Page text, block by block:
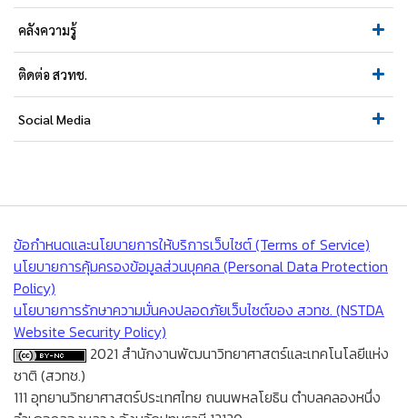
คลังความรู้
ติดต่อ สวทช.
Social Media
ข้อกำหนดและนโยบายการให้บริการเว็บไซต์ (Terms of Service)
นโยบายการคุ้มครองข้อมูลส่วนบุคคล (Personal Data Protection
Policy)
นโยบายการรักษาความมั่นคงปลอดภัยเว็บไซต์ของ สวทช. (NSTDA
Website Security Policy)
2021 สำนักงานพัฒนาวิทยาศาสตร์และเทคโนโลยีแห่ง
ชาติ (สวทช.)
111 อุทยานวิทยาศาสตร์ประเทศไทย ถนนพหลโยธิน ตำบลคลองหนึ่ง